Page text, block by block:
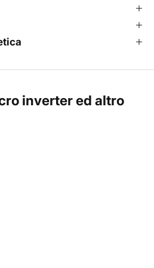
inverter ed altro